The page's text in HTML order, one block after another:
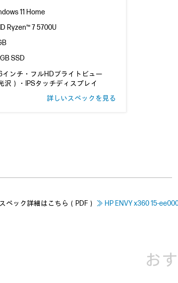
11 Home
Ryzen™ 7 5700U
SSD
インチ・フルHDブライトビュー
沢）・IPSタッチディスプレイ
詳しいスペックを見る
ペック詳細はこちら（PDF） ≫ HP ENVY x360 15-
お